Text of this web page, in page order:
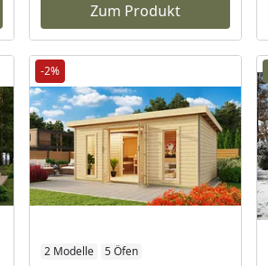
Zum Produkt
-2%
2 Modelle 5 Öfen